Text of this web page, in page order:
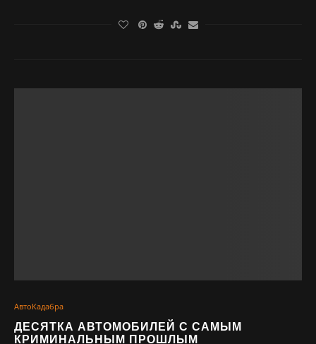
АвтоКадабра
ДЕСЯТКА АВТОМОБИЛЕЙ С САМЫМ
КРИМИНАЛЬНЫМ ПРОШЛЫМ